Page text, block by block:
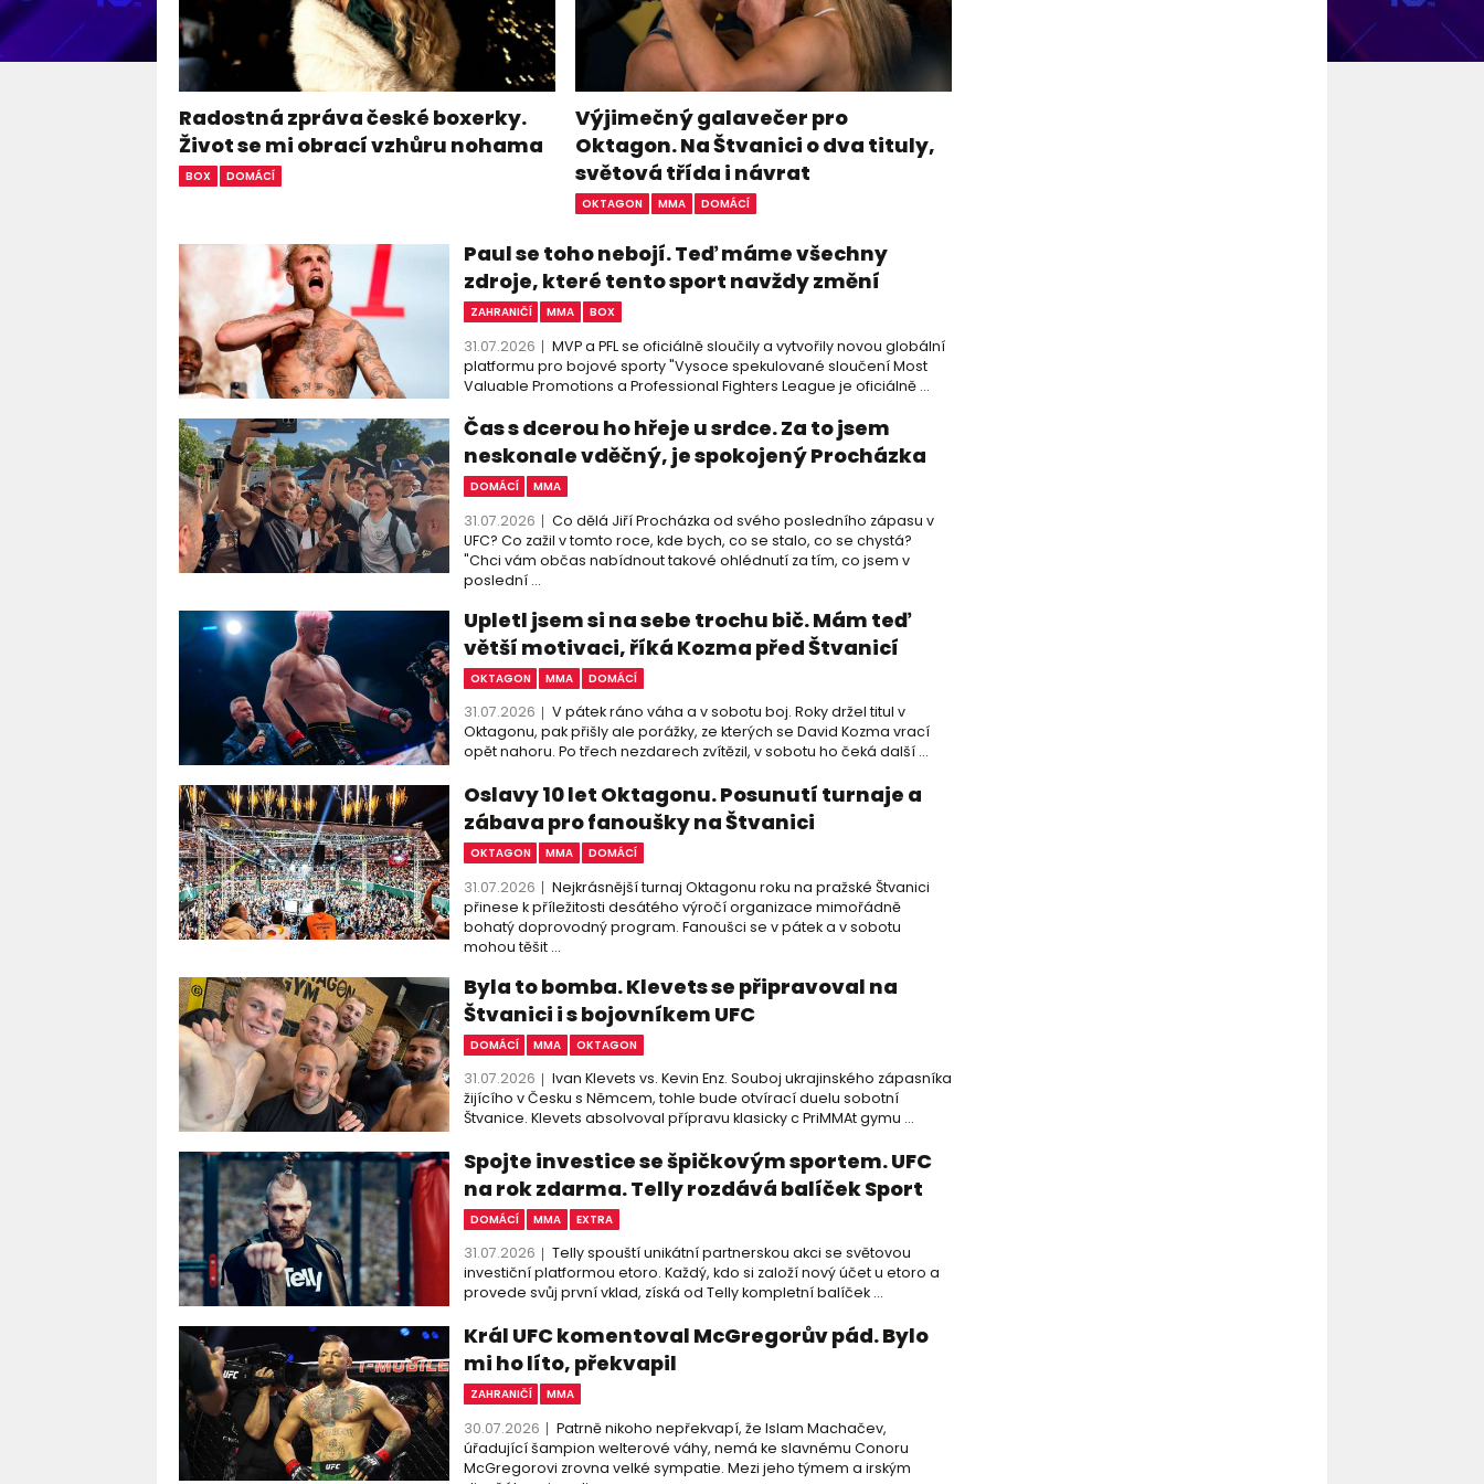
Radostná zpráva české boxerky.
Život se mi obrací vzhůru nohama
BOX DOMÁCÍ
Výjimečný galavečer pro
Oktagon. Na Štvanici o dva tituly,
světová třída i návrat
OKTAGON MMA DOMÁCÍ
Paul se toho nebojí. Teď máme všechny
zdroje, které tento sport navždy změní
ZAHRANIČÍ MMA BOX
31.07.2026
MVP a PFL se oficiálně sloučily a vytvořily novou globální
platformu pro bojové sporty "Vysoce spekulované sloučení Most
Valuable Promotions a Professional Fighters League je oficiálně ...
Čas s dcerou ho hřeje u srdce. Za to jsem
neskonale vděčný, je spokojený Procházka
DOMÁCÍ MMA
31.07.2026
Co dělá Jiří Procházka od svého posledního zápasu v
UFC? Co zažil v tomto roce, kde bych, co se stalo, co se chystá?
"Chci vám občas nabídnout takové ohlédnutí za tím, co jsem v
poslední ...
Upletl jsem si na sebe trochu bič. Mám teď
větší motivaci, říká Kozma před Štvanicí
OKTAGON MMA DOMÁCÍ
31.07.2026
V pátek ráno váha a v sobotu boj. Roky držel titul v
Oktagonu, pak přišly ale porážky, ze kterých se David Kozma vrací
opět nahoru. Po třech nezdarech zvítězil, v sobotu ho čeká další ...
Oslavy 10 let Oktagonu. Posunutí turnaje a
zábava pro fanoušky na Štvanici
OKTAGON MMA DOMÁCÍ
31.07.2026
Nejkrásnější turnaj Oktagonu roku na pražské Štvanici
přinese k příležitosti desátého výročí organizace mimořádně
bohatý doprovodný program. Fanoušci se v pátek a v sobotu
mohou těšit ...
Byla to bomba. Klevets se připravoval na
Štvanici i s bojovníkem UFC
DOMÁCÍ MMA OKTAGON
31.07.2026
Ivan Klevets vs. Kevin Enz. Souboj ukrajinského zápasníka
žijícího v Česku s Němcem, tohle bude otvírací duelu sobotní
Štvanice. Klevets absolvoval přípravu klasicky c PriMMAt gymu ...
Spojte investice se špičkovým sportem. UFC
na rok zdarma. Telly rozdává balíček Sport
DOMÁCÍ MMA EXTRA
31.07.2026
Telly spouští unikátní partnerskou akci se světovou
investiční platformou etoro. Každý, kdo si založí nový účet u etoro a
provede svůj první vklad, získá od Telly kompletní balíček ...
Král UFC komentoval McGregorův pád. Bylo
mi ho líto, překvapil
ZAHRANIČÍ MMA
30.07.2026
Patrně nikoho nepřekvapí, že Islam Machačev,
úřadující šampion welterové váhy, nemá ke slavnému Conoru
McGregorovi zrovna velké sympatie. Mezi jeho týmem a irským